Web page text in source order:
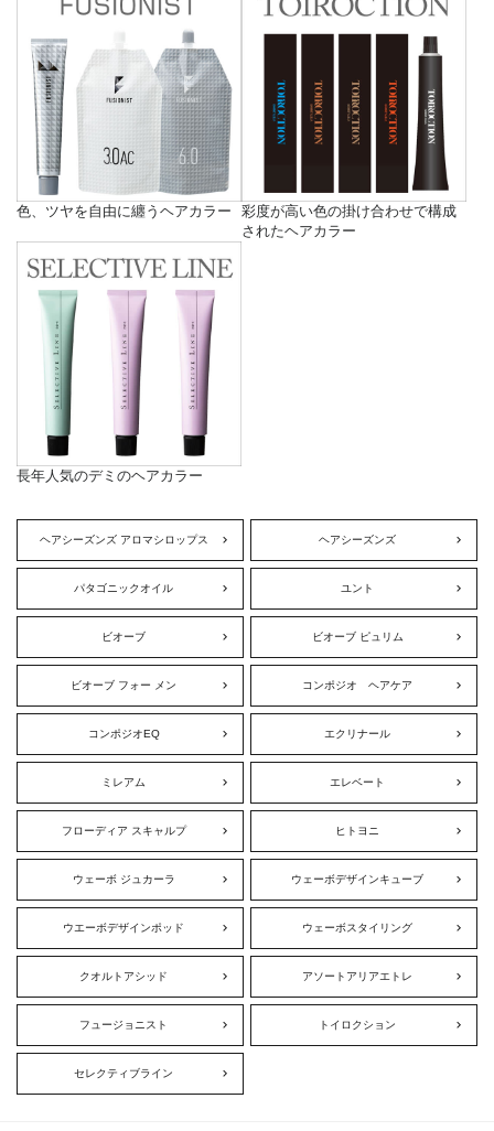
色、ツヤを自由に纏うヘアカラー
彩度が高い色の掛け合わせで構成
されたヘアカラー
長年人気のデミのヘアカラー
ヘアシーズンズ アロマシロップス ヘアシーズンズ
パタゴニックオイル ユント
ビオーブ ビオーブ ピュリム
ビオーブ フォー メン コンポジオ ヘアケア
コンポジオEQ エクリナール
ミレアム エレベート
フローディア スキャルプ ヒトヨニ
ウェーボ ジュカーラ ウェーボデザインキューブ
ウエーボデザインポッド ウェーボスタイリング
クオルトアシッド アソートアリアエトレ
フュージョニスト トイロクション
セレクティブライン